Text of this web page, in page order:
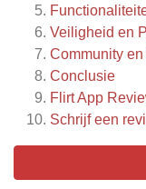
Veiligheid en
Community
Conclusie
Flirt App
Schrijf een